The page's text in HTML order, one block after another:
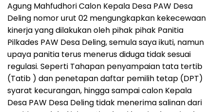
Agung Mahfudhori Calon Kepala Desa PAW Desa
Deling nomor urut 02 mengungkapkan kekecewaan
kinerja yang dilakukan oleh pihak pihak Panitia
Pilkades PAW Desa Deling, semula saya ikuti, namun
upaya panitia terus menerus diduga tidak sesuai
regulasi. Seperti Tahapan penyampaian tata tertib
(Tatib ) dan penetapan daftar pemilih tetap (DPT)
syarat kecurangan, hingga sampai calon Kepala
Desa PAW Desa Deling tidak menerima salinan dari